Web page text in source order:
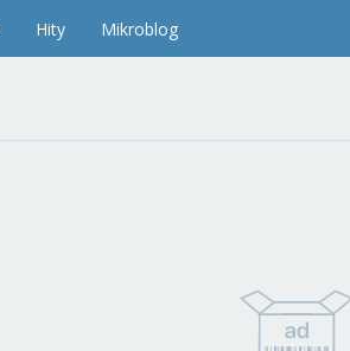
Hity Mikroblog